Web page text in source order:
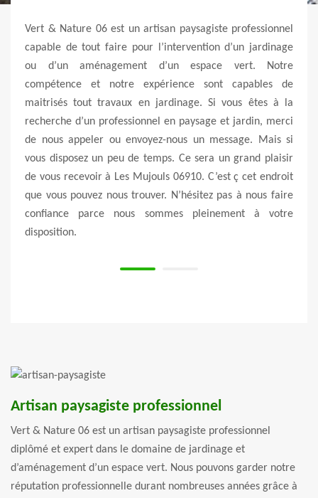
Vert & Nature 06 est un artisan paysagiste professionnel
capable de tout faire pour l’intervention d’un jardinage
ou d’un aménagement d’un espace vert. Notre
compétence et notre expérience sont capables de
maitrisés tout travaux en jardinage. Si vous êtes à la
recherche d’un professionnel en paysage et jardin, merci
de nous appeler ou envoyez-nous un message. Mais si
vous disposez un peu de temps. Ce sera un grand plaisir
de vous recevoir à Les Mujouls 06910. C’est ç cet endroit
que vous pouvez nous trouver. N’hésitez pas à nous faire
confiance parce nous sommes pleinement à votre
disposition.
Artisan paysagiste professionnel
Vert & Nature 06 est un artisan paysagiste professionnel
diplômé et expert dans le domaine de jardinage et
d’aménagement d’un espace vert. Nous pouvons garder notre
réputation professionnelle durant nombreuses années grâce à